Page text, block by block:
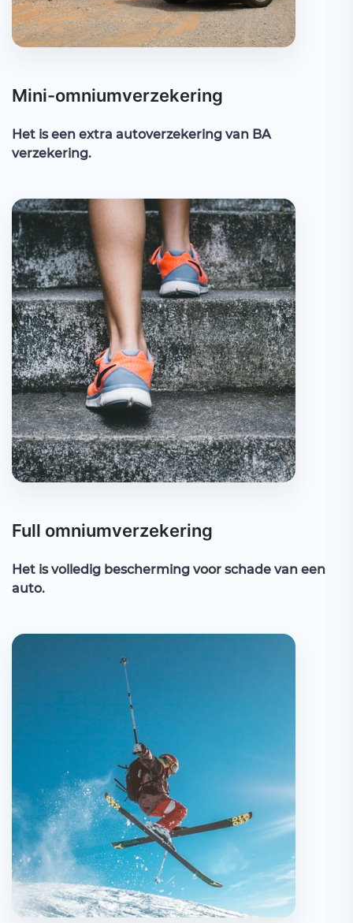
Mini-omniumverzekering
Het is een extra autoverzekering van BA
verzekering.
Full omniumverzekering
Het is volledig bescherming voor schade van een
auto.